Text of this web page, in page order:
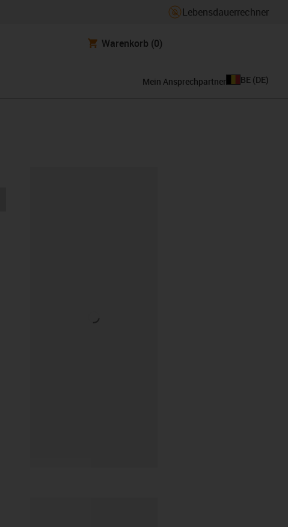
Lebensdauerrechner
Warenkorb (0)
Mein Ansprechpartner BE (DE)